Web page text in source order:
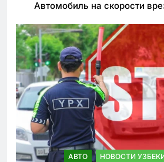
Автомобиль на скорости
АВТО НОВОСТИ